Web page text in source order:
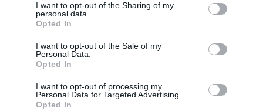
I want to opt-out of the Sharing of my
personal data.
Opted In
I want to opt-out of the Sale of my
Personal Data.
Opted In
I want to opt-out of processing my
Personal Data for Targeted Advertising.
Opted In
Αγωνιστικά, την ενδιαφέρει το Πρωτάθλημα Skyrunning
Greece by Salomon, με επικέντρωση στον Olympus
Marathon, έναν αγώνα 44 χιλιομέτρων μέχρι την κορυφή
του Ολύμπου».